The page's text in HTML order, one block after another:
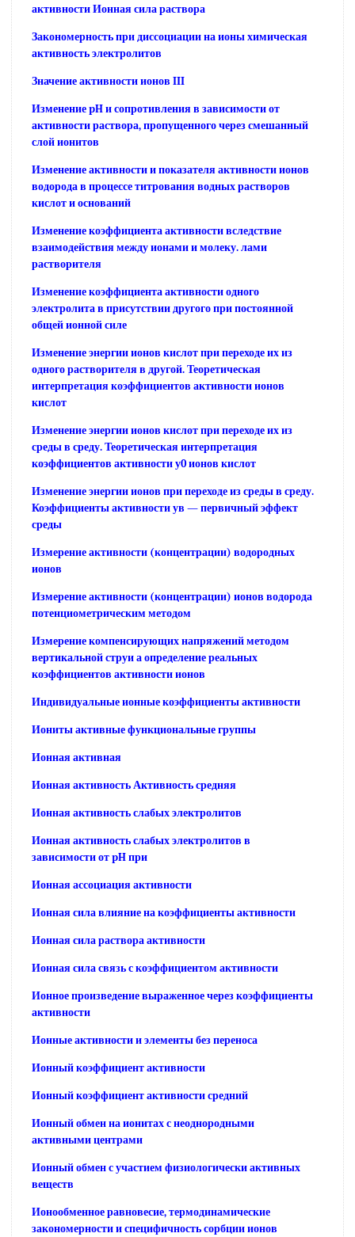
активности Ионная сила раствора
Закономерность при диссоциации на ионы химическая
активность электролитов
Значение активности ионов III
Изменение pH и сопротивления в зависимости от
активности раствора, пропущенного через смешанный
слой ионитов
Изменение активности и показателя активности ионов
водорода в процессе титрования водных растворов
кислот и оснований
Изменение коэффициента активности вследствие
взаимодействия между ионами и молеку. лами
растворителя
Изменение коэффициента активности одного
электролита в присутствии другого при постоянной
общей ионной силе
Изменение энергии ионов кислот при переходе их из
одного растворителя в другой. Теоретическая
интерпретация коэффициентов активности ионов
кислот
Изменение энергии ионов кислот при переходе их из
среды в среду. Теоретическая интерпретация
коэффициентов активности у0 ионов кислот
Изменение энергии ионов при переходе из среды в среду.
Коэффициенты активности ув — первичный эффект
среды
Измерение активности (концентрации) водородных
ионов
Измерение активности (концентрации) ионов водорода
потенциометрическим методом
Измерение компенсирующих напряжений методом
вертикальной струи а определение реальных
коэффициентов активности ионов
Индивидуальные ионные коэффициенты активности
Иониты активные функциональные группы
Ионная активная
Ионная активность Активность средняя
Ионная активность слабых электролитов
Ионная активность слабых электролитов в
зависимости от pH при
Ионная ассоциация активности
Ионная сила влияние на коэффициенты активности
Ионная сила раствора активности
Ионная сила связь с коэффициентом активности
Ионное произведение выраженное через коэффициенты
активности
Ионные активности и элементы без переноса
Ионный коэффициент активности
Ионный коэффициент активности средний
Ионный обмен на ионитах с неоднородными
активными центрами
Ионный обмен с участием физиологически активных
веществ
Ионообменное равновесие, термодинамические
закономерности и специфичность сорбции ионов